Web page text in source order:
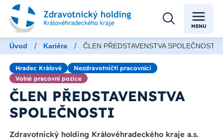
MENU
Úvod / Kariéra / ČLEN PŘEDSTAVENSTVA SPOLEČNOSTI
Hradec Králové
Nezdravotničtí pracovníci
Volné pracovní pozice
ČLEN PŘEDSTAVENSTVA
SPOLEČNOSTI
Zdravotnický holding Královéhradeckého kraje a.s.